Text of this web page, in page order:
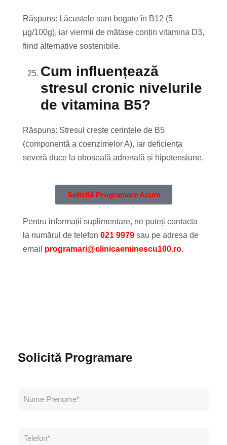
Răspuns: Lăcustele sunt bogate în B12 (5
µg/100g), iar viermii de mătase conțin vitamina D3,
fiind alternative sostenibile.
Cum influențează
stresul cronic nivelurile
de vitamina B5?
Răspuns: Stresul crește cerințele de B5
(componentă a coenzimelor A), iar deficiența
severă duce la oboseală adrenală și hipotensiune.
Solicită Programare Acum
Pentru informații suplimentare, ne puteți contacta
la numărul de telefon 021 9979 sau pe adresa de
email programari@clinicaeminescu100.ro.
Solicită Programare